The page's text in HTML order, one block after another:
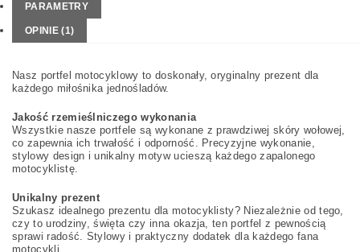
PARAMETRY
OPINIE (1)
Nasz portfel motocyklowy to doskonały, oryginalny prezent dla
każdego miłośnika jednośladów.
Jakość rzemieślniczego wykonania
Wszystkie nasze portfele są wykonane z prawdziwej skóry wołowej,
co zapewnia ich trwałość i odporność. Precyzyjne wykonanie,
stylowy design i unikalny motyw ucieszą każdego zapalonego
motocyklistę.
Unikalny prezent
Szukasz idealnego prezentu dla motocyklisty? Niezależnie od tego,
czy to urodziny, święta czy inna okazja, ten portfel z pewnością
sprawi radość. Stylowy i praktyczny dodatek dla każdego fana
motocykli.